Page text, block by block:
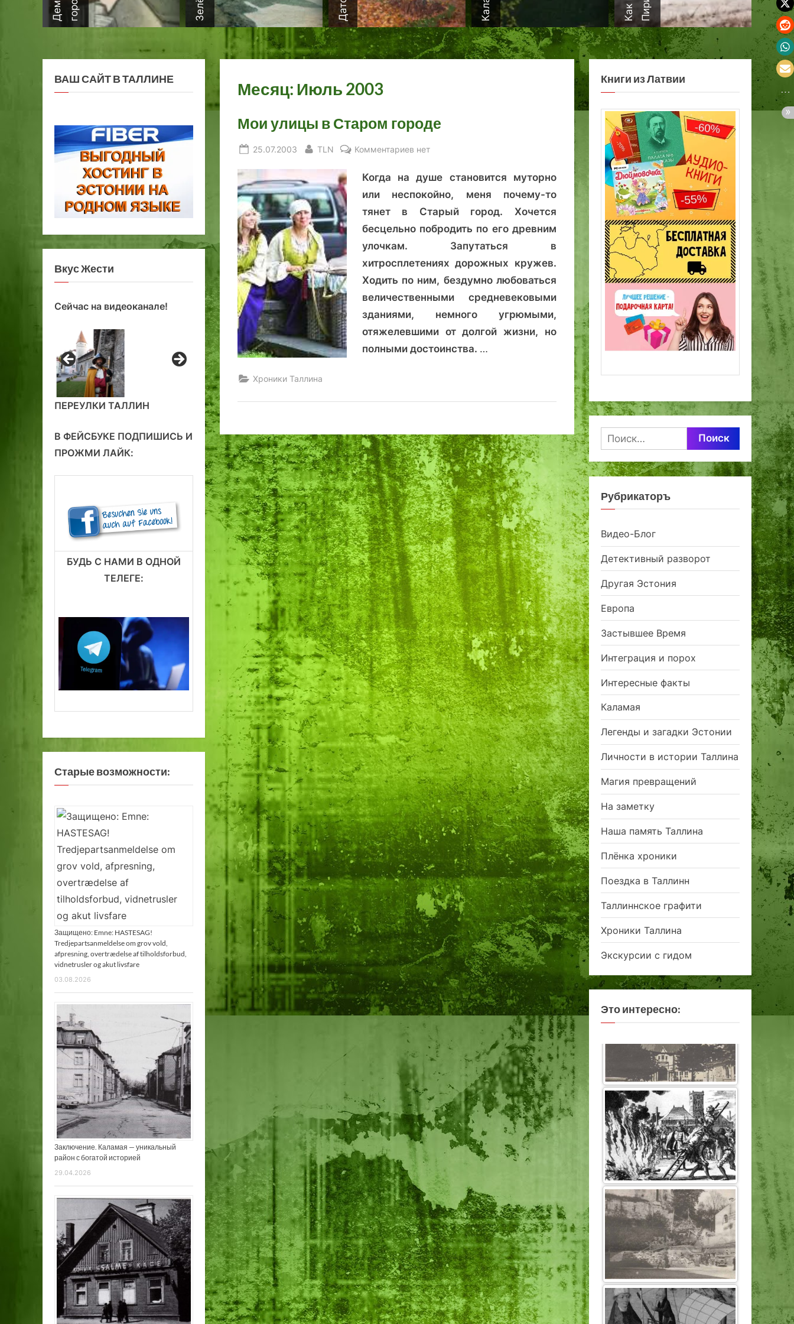
Месяц: Июль 2003
Мои улицы в Старом городе
Posted
25.07.2003 By
TLN Комментариев к
Мои
улицы
Старом
городе
нет
Когда на душе становится муторно
или неспокойно, меня почему-то
тянет в Старый город. Хочется
бесцельно побродить по его древним
улочкам. Запутаться в
хитросплетениях дорожных кружев.
Ходить по ним, бездумно любоваться
величественными средневековыми
зданиями, немного угрюмыми,
отяжелевшими от долгой жизни, но
полными достоинства. …
Хроники Таллина
ВАШ САЙТ В ТАЛЛИНЕ
Вкус Жести
Сейчас на видеоканале!
ПЕРЕУЛКИ ТАЛЛИН
В ФЕЙСБУКЕ ПОДПИШИСЬ И
ПРОЖМИ ЛАЙК:
БУДЬ С НАМИ В ОДНОЙ
ТЕЛЕГЕ:
Старые возможности:
Защищено: Emne: HASTESAG!
Tredjepartsanmeldelse om grov vold,
afpresning, overtrædelse af tilholdsforbud,
vidnetrusler og akut livsfare
03.08.2026
Заключение. Каламая — уникальный
район с богатой историей
29.04.2026
Книги из Латвии
Найти:
Рубрикаторъ
Видео-Блог
Детективный разворот
Другая Эстония
Европа
Застывшее Время
Интеграция и порох
Интересные факты
Каламая
Легенды и загадки Эстонии
Личности в истории Таллина
Магия превращений
На заметку
Наша память Таллина
Плёнка хроники
Поездка в Таллинн
Таллиннское графити
Хроники Таллина
Экскурсии с гидом
Это интересно: